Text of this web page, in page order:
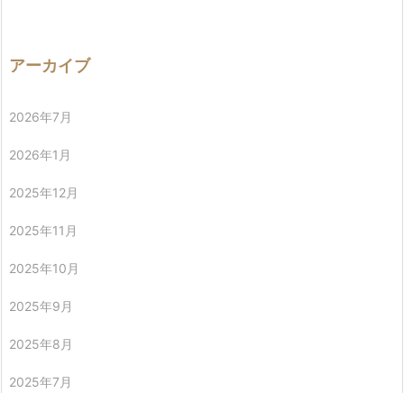
アーカイブ
2026年7月
2026年1月
2025年12月
2025年11月
2025年10月
2025年9月
2025年8月
2025年7月